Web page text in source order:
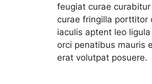
feugiat curae
curae fringilla porttitor
iaculis aptent leo
orci penatibus mauris
erat volutpat posuere.